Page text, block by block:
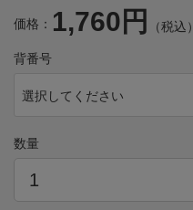
価格： 1,760円 （税込）
背番号
選択してください
数量